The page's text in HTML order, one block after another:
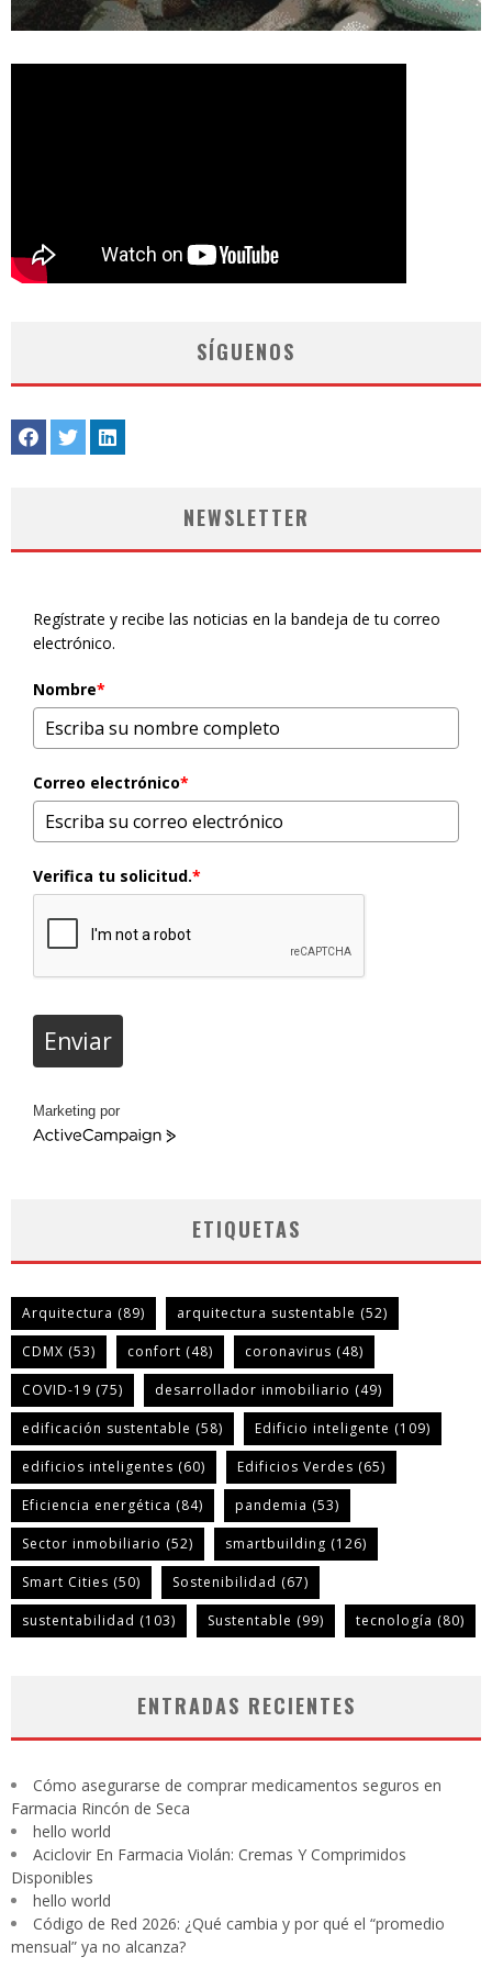
SÍGUENOS
NEWSLETTER
Regístrate y recibe las noticias en la bandeja de tu correo
electrónico.
Nombre*
Correo electrónico*
Verifica tu solicitud.*
Enviar
Marketing por
ActiveCampaign
ETIQUETAS
Arquitectura (89) arquitectura sustentable (52)
CDMX (53) confort (48) coronavirus (48)
COVID-19 (75) desarrollador inmobiliario (49)
edificación sustentable (58) Edificio inteligente (109)
edificios inteligentes (60) Edificios Verdes (65)
Eficiencia energética (84) pandemia (53)
Sector inmobiliario (52) smartbuilding (126)
Smart Cities (50) Sostenibilidad (67)
sustentabilidad (103) Sustentable (99) tecnología (80)
ENTRADAS RECIENTES
Cómo asegurarse de comprar medicamentos seguros en
Farmacia Rincón de Seca
hello world
Aciclovir En Farmacia Violán: Cremas Y Comprimidos
Disponibles
hello world
Código de Red 2026: ¿Qué cambia y por qué el “promedio
mensual” ya no alcanza?